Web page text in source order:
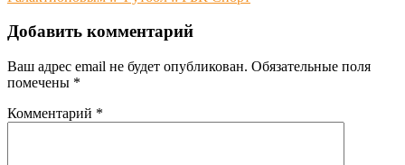
Добавить комментарий
Ваш адрес email не будет опубликован. Обязательные поля
помечены *
Комментарий *